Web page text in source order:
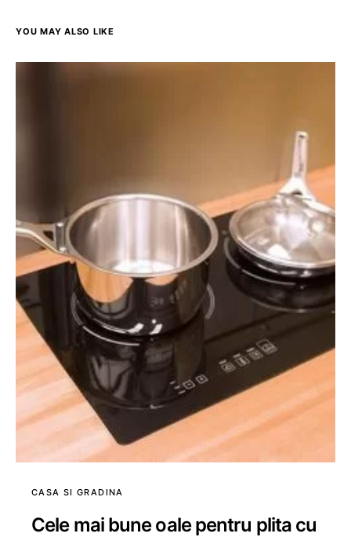
YOU MAY ALSO LIKE
CASA SI GRADINA
Cele mai bune oale pentru plita cu